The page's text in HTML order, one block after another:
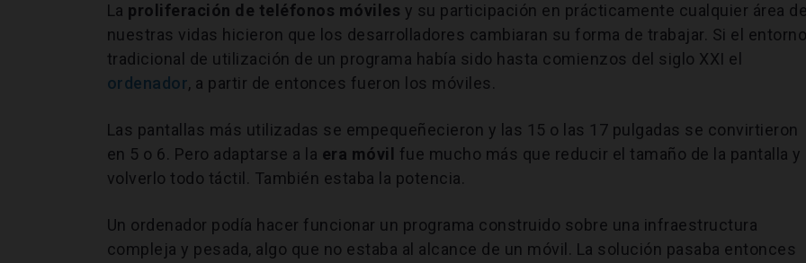
La proliferación de teléfonos móviles y su participación en prácticamente cualquier área
nuestras vidas hicieron que los desarrolladores cambiaran su forma de trabajar. Si el
tradicional de utilización de un programa había sido hasta comienzos del siglo XXI el
ordenador, a partir de entonces fueron los móviles.
Las pantallas más utilizadas se empequeñecieron y las 15 o las 17 pulgadas se convirtieron
en 5 o 6. Pero adaptarse a la era móvil
fue mucho más que reducir el tamaño de la pantalla y
volverlo todo táctil. También estaba la potencia.
Un ordenador podía hacer funcionar un programa construido sobre una infraestructura
compleja y pesada, algo que no estaba al alcance de un móvil. La solución pasaba entonces